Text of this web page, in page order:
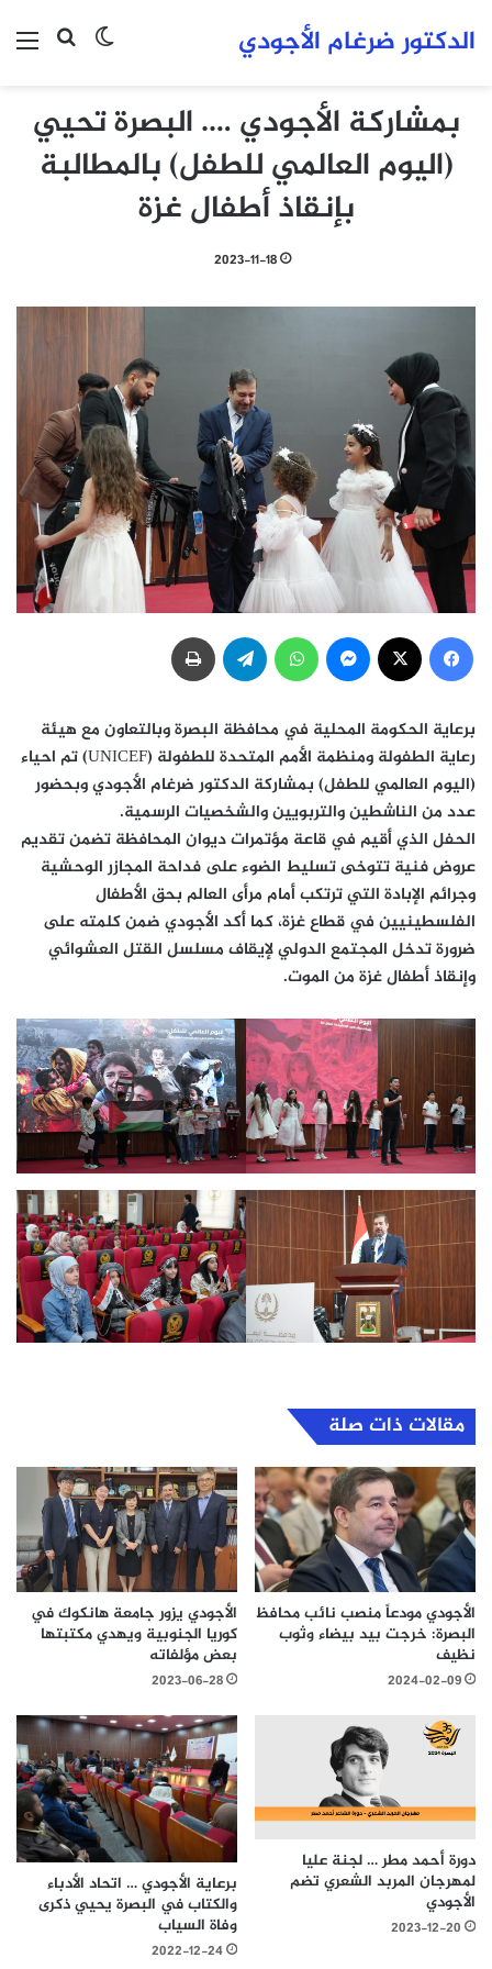
بحثالوضع الدكتور ضرغام الأجودي
بمشاركة الأجودي …. البصرة تحيي
(اليوم العالمي للطفل) بالمطالبة
بإنقاذ أطفال غزة
2023-11-18
فيسبوك ماسنجر واتساب تيلقرام
برعاية الحكومة المحلية في محافظة البصرة وبالتعاون مع هيئة
رعاية الطفولة ومنظمة الأمم المتحدة للطفولة (UNICEF) تم احياء
(اليوم العالمي للطفل) بمشاركة الدكتور ضرغام الأجودي وبحضور
عدد من الناشطين والتربويين والشخصيات الرسمية.
الحفل الذي أقيم في قاعة مؤتمرات ديوان المحافظة تضمن تقديم
عروض فنية تتوخى تسليط الضوء على فداحة المجازر الوحشية
وجرائم الإبادة التي ترتكب أمام مرأى العالم بحق الأطفال
الفلسطينيين في قطاع غزة، كما أكد الأجودي ضمن كلمته على
ضرورة تدخل المجتمع الدولي لإيقاف مسلسل القتل العشوائي
وإنقاذ أطفال غزة من الموت.
مقالات ذات صلة
الأجودي مودعاً منصب نائب محافظ
البصرة: خرجت بيد بيضاء وثوب
نظيف
2024-02-09
الأجودي يزور جامعة هانكوك في
كوريا الجنوبية ويهدي مكتبتها
بعض مؤلفاته
2023-06-28
دورة أحمد مطر … لجنة عليا
لمهرجان المربد الشعري تضم
الأجودي
2023-12-20
برعاية الأجودي … اتحاد الأدباء
والكتاب في البصرة يحيي ذكرى
وفاة السياب
2022-12-24